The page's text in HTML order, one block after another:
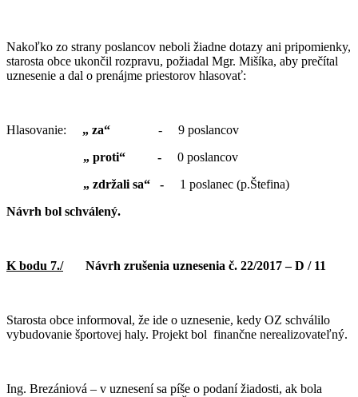
Nakoľko zo strany poslancov neboli žiadne dotazy ani pripomienky,
starosta obce ukončil rozpravu, požiadal Mgr. Mišíka, aby prečítal
uznesenie a dal o prenájme priestorov hlasovať:
Hlasovanie: „ za“
- 9 poslancov
„ proti“ - 0 poslancov
„ zdržali sa“ - 1 poslanec (p.Štefina)
Návrh bol schválený.
K bodu 7./ Návrh zrušenia uznesenia č. 22/2017 – D / 11
Starosta obce informoval, že ide o uznesenie, kedy OZ schválilo
vybudovanie športovej haly. Projekt bol finančne nerealizovateľný.
Ing. Brezániová – v uznesení sa píše o podaní žiadosti, ak bola